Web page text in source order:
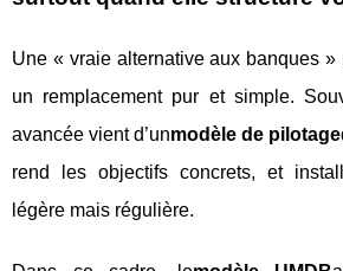
Une « vraie alternative aux banques »
un remplacement pur et simple.
avancée vient d’unmodèle de pilotage
rend les objectifs concrets, et
légère mais régulière.